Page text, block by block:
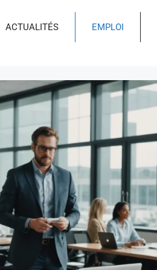
ACTUALITÉS EMPLOI